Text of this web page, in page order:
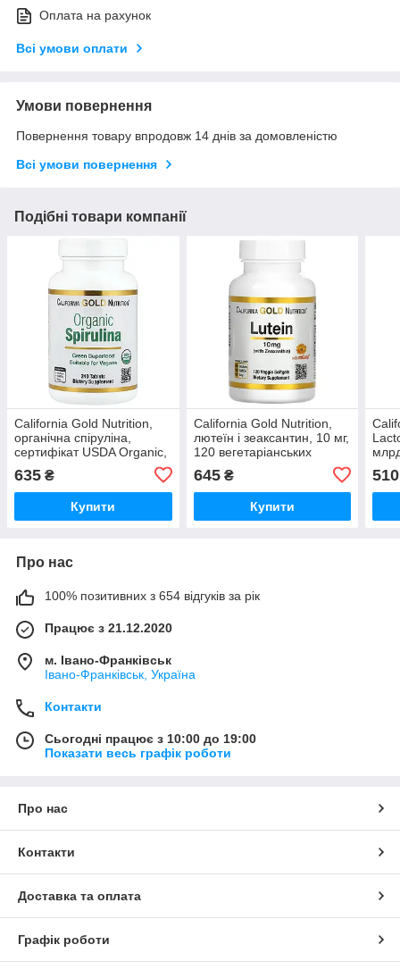
Оплата на рахунок
Всі умови оплати
Умови повернення
Повернення товару впродовж 14 днів за домовленістю
Всі умови повернення
Подібні товари компанії
California Gold Nutrition,
органічна спіруліна,
сертифікат USDA Organic,
635 ₴
Купити
California Gold Nutrition,
лютеїн і зеаксантин, 10 мг,
120 вегетаріанських
645₴
Купити
510
Про нас
100% позитивних з 654 відгуків за рік
Працює з 21.12.2020
м. Івано-Франківськ
Івано-Франківськ, Україна
Контакти
Сьогодні працює з 10:00 до 19:00
Показати весь графік роботи
Про нас
Контакти
Доставка та оплата
Графік роботи